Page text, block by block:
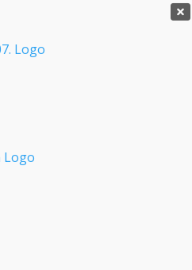
